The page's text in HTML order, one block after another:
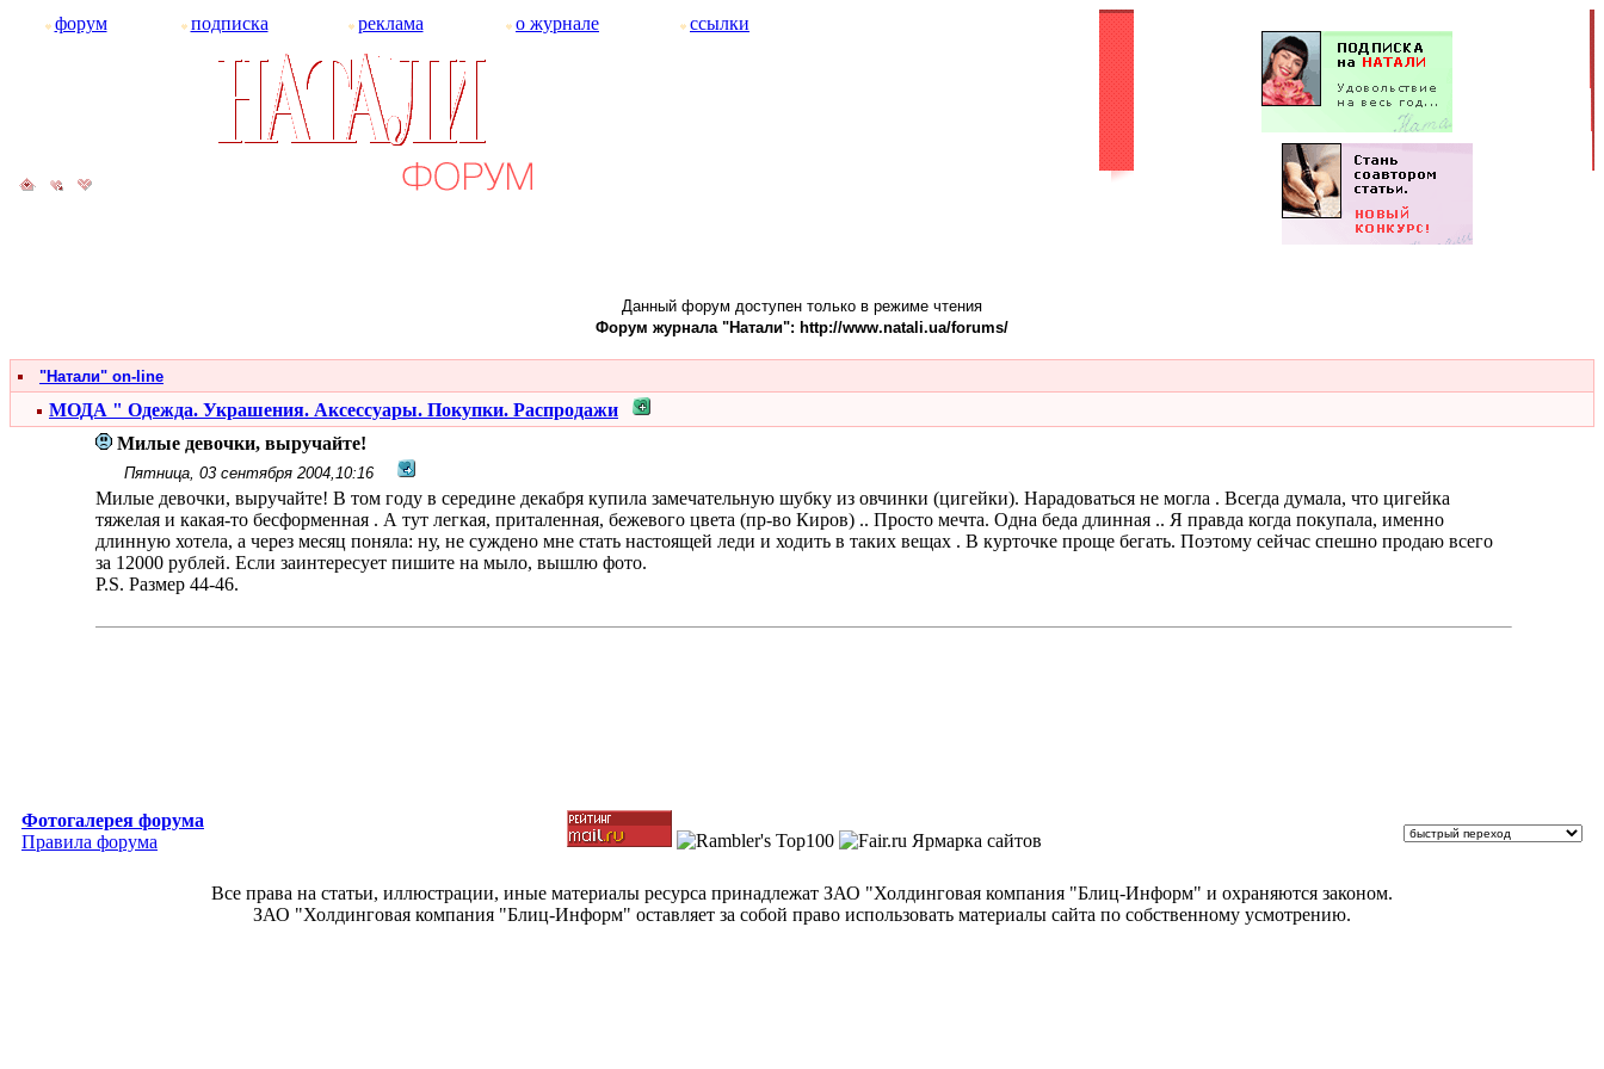
форум подписка реклама о журнале ссылки
Данный форум доступен только в режиме чтения
Форум журнала "Натали": http://www.natali.ua/forums/
"Натали" on-line
МОДА " Одежда. Украшения. Аксессуары. Покупки. Распродажи
Милые девочки, выручайте!
Пятница, 03 сентября 2004,10:16
Милые девочки, выручайте! В том году в середине декабря купила замечательную шубку из овчинки (цигейки). Нарадоваться не могла . Всегда думала, что цигейка
тяжелая и какая-то бесформенная . А тут легкая, приталенная, бежевого цвета (пр-во Киров) .. Просто мечта. Одна беда длинная .. Я правда когда покупала, именно
длинную хотела, а через месяц поняла: ну, не суждено мне стать настоящей леди и ходить в таких вещах . В курточке проще бегать. Поэтому сейчас спешно продаю всего
за 12000 рублей. Если заинтересует пишите на мыло, вышлю фото.
P.S. Размер 44-46.
Фотогалерея форума
Правила форума
Все права на статьи, иллюстрации, иные материалы ресурса принадлежат ЗАО "Холдинговая компания "Блиц-Информ" и охраняются законом.
ЗАО "Холдинговая компания "Блиц-Информ" оставляет за собой право использовать материалы сайта по собственному усмотрению.